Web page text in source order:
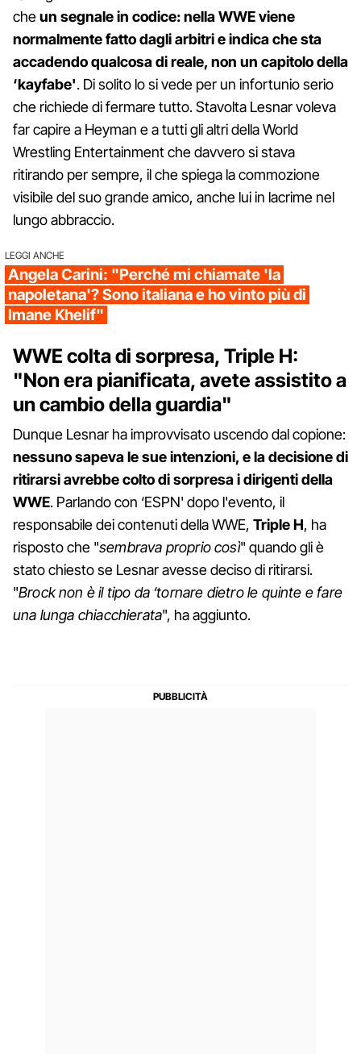
cheun segnale in codice: nella WWE viene
normalmente fatto dagli arbitri e indica che sta
accadendo qualcosa di reale, non un capitolo della
‘kayfabe'. Di solito lo si vede per un infortunio serio
che richiede di fermare tutto. Stavolta Lesnar voleva
far capire a Heyman e a tutti gli altri della World
Wrestling Entertainment che davvero si stava
ritirando per sempre, il che spiega la commozione
visibile del suo grande amico, anche lui in lacrime nel
lungo abbraccio.
LEGGI ANCHE
Angela Carini: "Perché mi chiamate 'la
napoletana'? Sono italiana e ho vinto più di
Imane Khelif"
WWE colta di sorpresa, Triple H:
"Non era pianificata, avete assistito a
un cambio della guardia"
Dunque Lesnar ha improvvisato uscendo dal copione:
nessuno sapeva le sue intenzioni, e la decisione di
ritirarsi avrebbe colto di sorpresa i dirigenti della
WWE. Parlando con ‘ESPN' dopo l'evento, il
responsabile dei contenuti della WWE, Triple H, ha
risposto che "sembrava proprio così" quando gli è
stato chiesto se Lesnar avesse deciso di ritirarsi.
"Brock non è il tipo da ‘tornare dietro le quinte e fare
una lunga chiacchierata", ha aggiunto.